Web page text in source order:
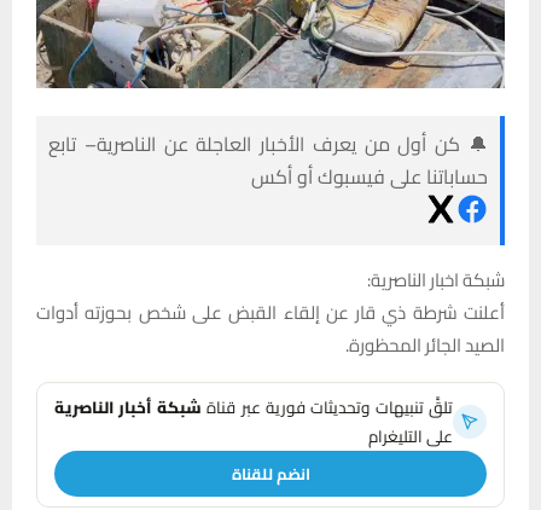
🔔 كن أول من يعرف الأخبار العاجلة عن الناصرية– تابع
حساباتنا على فيسبوك أو أكس
شبكة اخبار الناصرية:
أعلنت شرطة ذي قار عن إلقاء القبض على شخص بحوزته أدوات
الصيد الجائر المحظورة.
تلقَّ تنبيهات وتحديثات فورية عبر قناةشبكة أخبار الناصرية
على التليغرام
انضم للقناة